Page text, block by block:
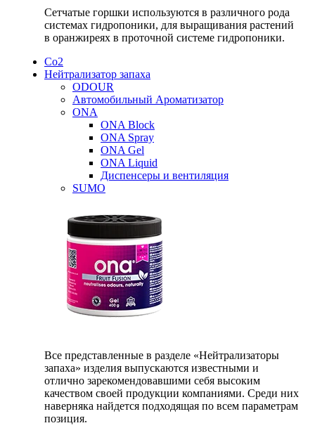
Сетчатые горшки используются в различного рода
системах гидропоники, для выращивания растений
в оранжиреях в проточной системе гидропоники.
Со2
Нейтрализатор запаха
ODOUR
Автомобильный Ароматизатор
ONA
ONA Block
ONA Spray
ONA Gel
ONA Liquid
Диспенсеры и вентиляция
SUMO
Все представленные в разделе «Нейтрализаторы
запаха» изделия выпускаются известными и
отлично зарекомендовавшими себя высоким
качеством своей продукции компаниями. Среди них
наверняка найдется подходящая по всем параметрам
позиция.